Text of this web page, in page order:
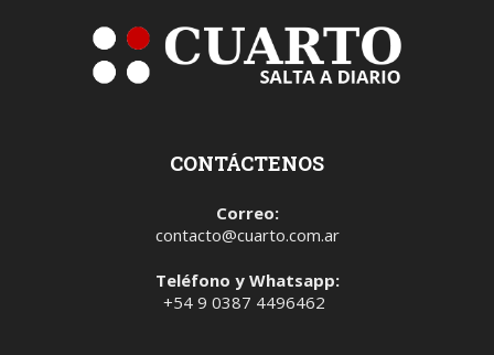
CONTÁCTENOS
Correo:
contacto@cuarto.com.ar
Teléfono y Whatsapp:
+54 9 0387 4496462